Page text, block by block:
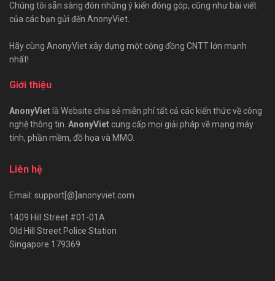
Chúng tôi sẵn sàng đón những ý kiến đóng góp, cũng như bài viết
của các bạn gửi đến AnonyViet.
Hãy cùng AnonyViet xây dựng một cộng đồng CNTT lớn mạnh
nhất!
Giới thiệu
AnonyViet là Website chia sẻ miễn phí tất cả các kiến thức về công
nghệ thông tin. AnonyViet cung cấp mọi giải pháp về mạng máy
tính, phần mềm, đồ họa và MMO.
Liên hệ
Email: support[@]anonyviet.com
1409 Hill Street #01-01A
Old Hill Street Police Station
Singapore 179369